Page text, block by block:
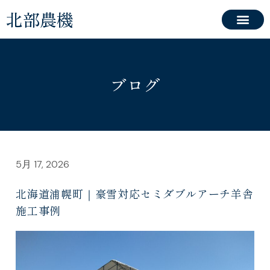
北部農機
ブログ
5月 17, 2026
北海道浦幌町｜豪雪対応セミダブルアーチ羊舎
施工事例